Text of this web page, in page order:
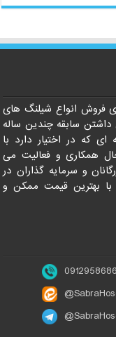
فروش انواع شیلنگ های
سابقه چندین ساله
که در اختیار دارد با
همکاری و فعالیت می
و سرمایه گذاران در
بهترین قیمت ممکن و